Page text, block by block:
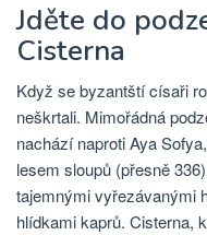
Jděte do
Cisterna
Když se byzantští císaři
neškrtali. Mimořádná
nachází naproti Aya
lesem sloupů (přesně
tajemnými vyřezávanými
hlídkami kaprů. Cisterna,